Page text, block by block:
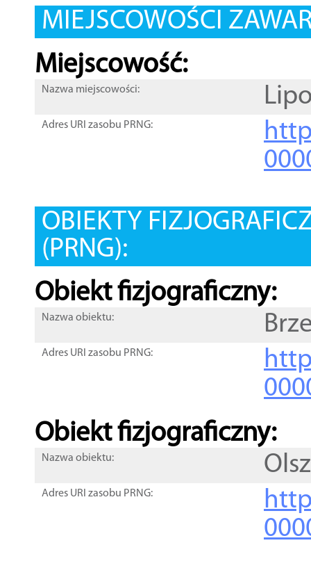
MIEJSCOWOŚCI
Miejscowość:
Nazwa miejscowości:
Adres URI zasobu PRNG:
OBIEKTY
(PRNG):
Obiekt fizjograficzny:
Nazwa obiektu:
Adres URI zasobu PRNG:
Obiekt fizjograficzny:
Nazwa obiektu:
Adres URI zasobu PRNG: